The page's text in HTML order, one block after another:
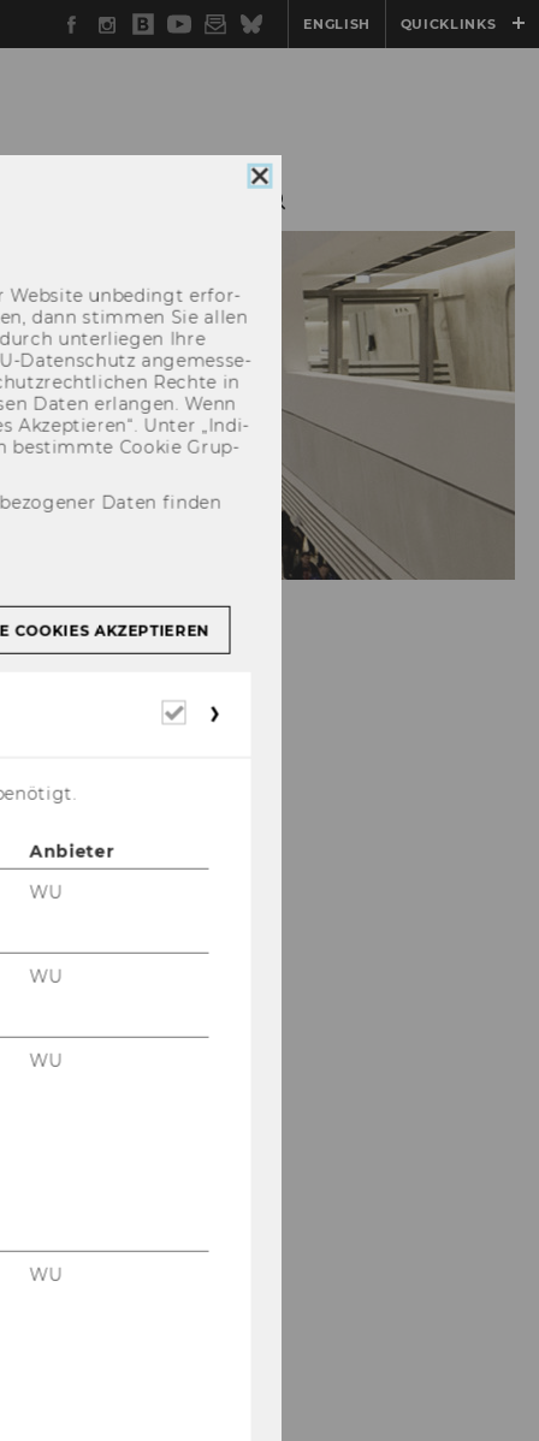
Facebook
Instagram
WU
Blog
YouTube
Newsletter
BlueskyENGLISH QUICKLINKS
Cookie
Consent
schließen
Web­site un­be­dingt er­for­
dann stim­men Sie allen
un­ter­lie­gen Ihre
​Datenschutz an­ge­mes­se­
Rech­te in
Daten er­lan­gen. Wenn
Ak­zep­tie­ren“. Unter „In­di­
be­stimm­te Coo­kie Grup­
Daten finden
COOKIES AKZEPTIEREN
Erforderliche
Anbieter
WU
WU
WU
WU